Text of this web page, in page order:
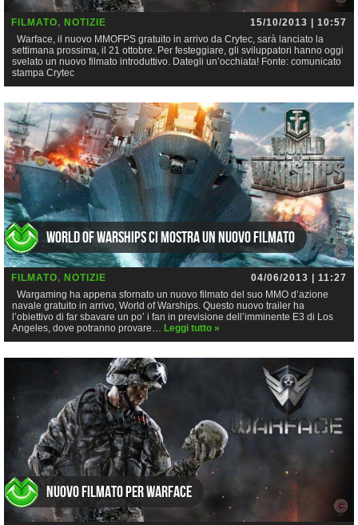
FILMATO, NOTIZIE
15/10/2013 | 10:57
Warface, il nuovo MMOFPS gratuito in arrivo da Crytec, sarà lanciato la
settimana prossima, il 21 ottobre. Per festeggiare, gli sviluppatori hanno oggi
svelato un nuovo filmato introduttivo. Dategli un’occhiata! Fonte: comunicato
stampa Crytec
World of Warships ci mostra un nuovo filmato
FILMATO, NOTIZIE
04/06/2013 | 11:27
Wargaming ha appena sfornato un nuovo filmato del suo MMO d’azione
navale gratuito in arrivo, World of Warships. Questo nuovo trailer ha
l’obiettivo di far sbavare un po’ i fan in previsione dell’imminente E3 di Los
Angeles, dove potranno provare… Leggi tutto »
Nuovo filmato per Warface